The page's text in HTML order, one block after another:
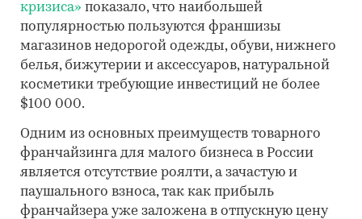
кризиса» показало, что наибольшей
популярностью пользуются франшизы
магазинов недорогой одежды, обуви, нижнего
белья, бижутерии и аксессуаров, натуральной
косметики требующие инвестиций не более
$100 000.
Одним из основных преимуществ товарного
франчайзинга для малого бизнеса в России
является отсутствие роялти, а зачастую и
паушального взноса, так как прибыль
франчайзера уже заложена в отпускную цену